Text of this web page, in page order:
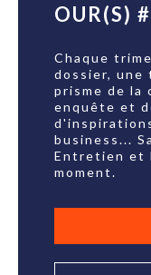
OUR(S)
Chaque
dossier, une
prisme de la
enquête et
business...
Entretien et
moment.